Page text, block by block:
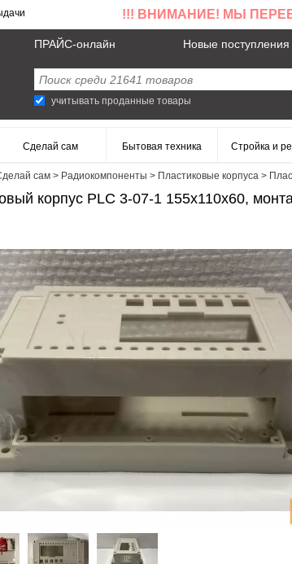
!!! ВНИМАНИЕ! МЫ
ПРАЙС-онлайн Новые поступления
учитывать проданные товары
Сделай сам Бытовая техника Стройка и
сам> Радиокомпоненты > Пластиковые корпуса>
корпус PLC 3-07-1 155x110x60,